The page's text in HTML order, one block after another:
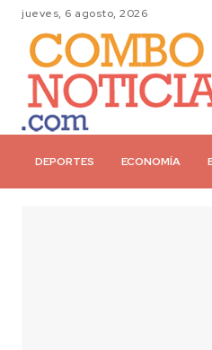
jueves, 6 agosto, 2026
DEPORTES ECONOMÍA